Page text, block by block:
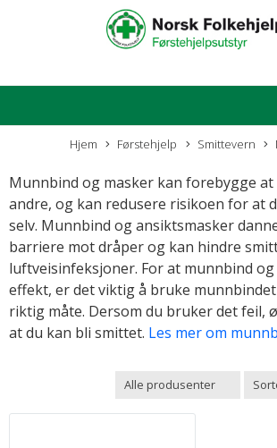
Hjem Førstehjelp Smittevern
Munnbind og masker kan forebygge
andre, og kan redusere risikoen for at
selv. Munnbind og ansiktsmasker
barriere mot dråper og kan hindre
luftveisinfeksjoner. For at munnbind
effekt, er det viktig å bruke
riktig måte. Dersom du bruker det feil,
at du kan bli smittet. Les mer om